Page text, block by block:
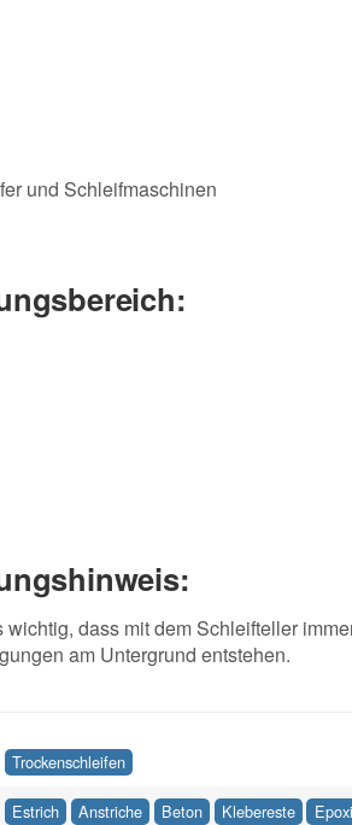
und Schleifmaschinen
dass mit dem Schleifteller
am Untergrund entstehen.
Trockenschleifen
Estrich Anstriche Beton Klebereste